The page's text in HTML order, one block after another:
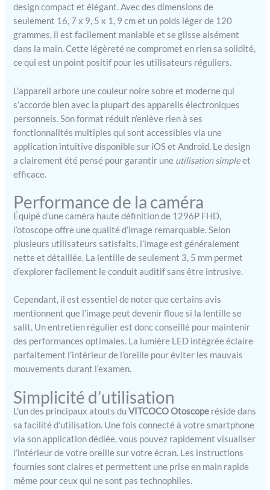
observation détaillée.
Convient également pour
un cure oreille en toute
sécurité et un nettoyage
oreilles adulte confortable.
【Confort Maximal 】
mm s’adapte même aux
oreilles les plus sensibles,
dont celles des enfants. En
silicone souple
hypoallergénique, il
garantit une insertion
inconfort. Le nettoyeur
oreille assure hygiène et
sécurité, idéal pour un
nettoyant oreille adulte
régulier et une cure oreille
en toute confiance. 【
Longue Durée et Étanche
intégrée rechargeable 350
mAh, le nettoyeur oreille
camera fonctionne jusqu’à
90 minutes en continu. La
résiste à l’eau et se nettoie
en quelques secondes.
oreille nettoyage
hygiénique, une cure
oreille camera efficace et
un nettoyeur oreille eau
adapté à un usage
quotidien. 【Compatible
iOS et Android】
L’otoscope connecté se pair
design compact et élégant. Avec des dimensions de
seulement 16, 7 x 9, 5 x 1, 9 cm et un poids léger de 120
grammes, il est facilement maniable et se glisse aisément
dans la main. Cette légèreté ne compromet en rien sa solidité,
ce qui est un point positif pour les utilisateurs réguliers.
L’appareil arbore une couleur noire sobre et moderne qui
s’accorde bien avec la plupart des appareils électroniques
personnels. Son format réduit n’enlève rien à ses
fonctionnalités multiples qui sont accessibles via une
application intuitive disponible sur iOS et Android. Le design
a clairement été pensé pour garantir une utilisation simpleet
efficace.
Performance de la caméra
Équipé d’une caméra haute définition de 1296P FHD,
l’otoscope offre une qualité d’image remarquable. Selon
plusieurs utilisateurs satisfaits, l’image est généralement
nette et détaillée. La lentille de seulement 3, 5 mm permet
d’explorer facilement le conduit auditif sans être intrusive.
Cependant, il est essentiel de noter que certains avis
mentionnent que l’image peut devenir floue si la lentille se
salit. Un entretien régulier est donc conseillé pour maintenir
des performances optimales. La lumière LED intégrée éclaire
parfaitement l’intérieur de l’oreille pour éviter les mauvais
mouvements durant l’examen.
Simplicité d’utilisation
L’un des principaux atouts duVITCOCO Otoscope réside dans
sa facilité d’utilisation. Une fois connecté à votre smartphone
via son application dédiée, vous pouvez rapidement visualiser
l’intérieur de votre oreille sur votre écran. Les instructions
fournies sont claires et permettent une prise en main rapide
même pour ceux qui ne sont pas technophiles.